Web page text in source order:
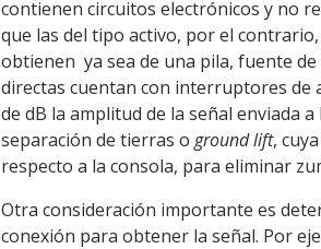
contienen circuitos electrónicos y no
que las del tipo activo, por el
obtienen ya sea de una pila, fuente
directas cuentan con interruptores de
de dB la amplitud de la señal enviada
separación de tierras o ground lift,
respecto a la consola, para eliminar
Otra consideración importante es
conexión para obtener la señal. Por